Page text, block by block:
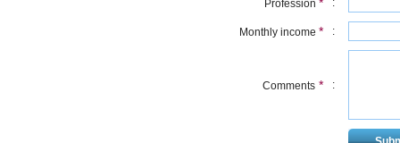
Profession :
Monthly income * :
Comments * :